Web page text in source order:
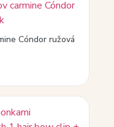
Cóndor ružová